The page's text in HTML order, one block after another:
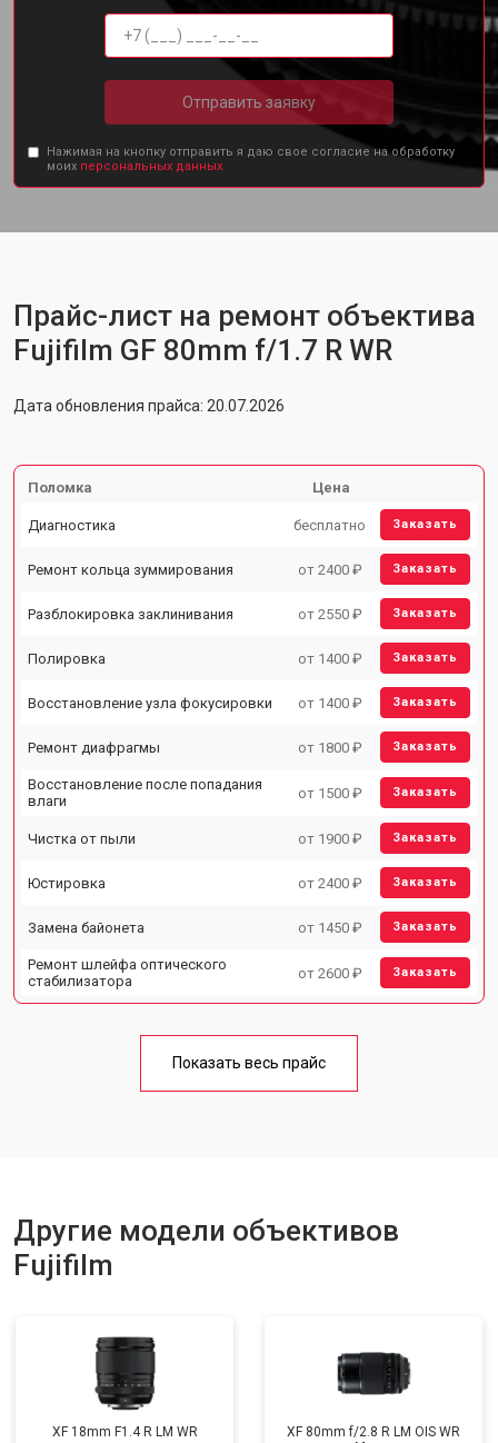
Отправить заявку
Нажимая на кнопку отправить я даю свое согласие на обработку
моих персональных данных.
Прайс-лист на ремонт объектива
Fujifilm GF 80mm f/1.7 R WR
Дата обновления прайса: 20.07.2026
Поломка Цена
Диагностика бесплатно Заказать
Ремонт кольца зуммирования от 2400 ₽ Заказать
Разблокировка заклинивания от 2550 ₽ Заказать
Полировка от 1400 ₽ Заказать
Восстановление узла фокусировки от 1400 ₽ Заказать
Ремонт диафрагмы от 1800 ₽ Заказать
Восстановление после попадания
влаги
от 1500 ₽ Заказать
Чистка от пыли от 1900 ₽ Заказать
Юстировка от 2400 ₽ Заказать
Замена байонета от 1450 ₽ Заказать
Ремонт шлейфа оптического
стабилизатора
от 2600 ₽ Заказать
Показать весь прайс
Другие модели объективов
Fujifilm
XF 18mm F1.4 R LM WR
XF 80mm f/2.8 R LM OIS WR